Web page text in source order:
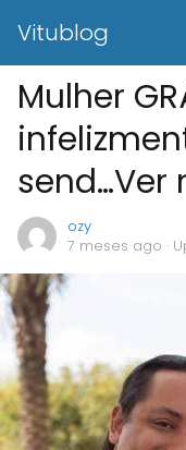
Vitublog
Mulher
send…Ver
ozy
7 meses ago ·